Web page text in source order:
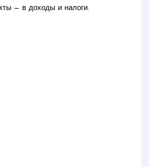
— в доходы и налоги.